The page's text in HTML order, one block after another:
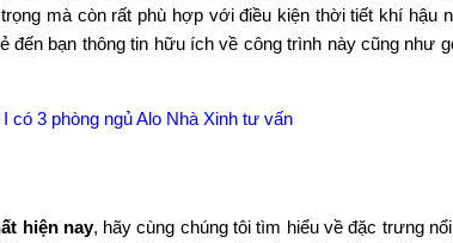
mà còn rất phù hợp với điều kiện thời tiết khí hậu
đến bạn thông tin hữu ích về công trình này cũng như
có 3 phòng ngủ Alo Nhà Xinh tư vấn
hiện nay, hãy cùng chúng tôi tìm hiểu về đặc trưng